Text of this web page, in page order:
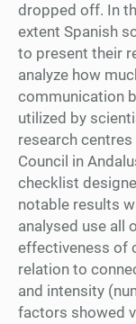
dropped off. In
extent Spanish
to present their
analyze how
communication
utilized by
research
Council in
checklist
notable results
analysed use all
effectiveness of
relation to
and intensity
factors showed